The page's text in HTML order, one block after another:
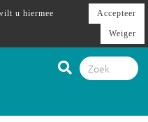
u hiermee
Accepteer
Weiger